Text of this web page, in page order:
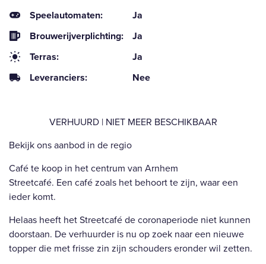
Speelautomaten:
Ja
Brouwerijverplichting:
Ja
Terras:
Ja
Leveranciers:
Nee
VERHUURD | NIET MEER BESCHIKBAAR
Bekijk ons aanbod in de regio
Café te koop in het centrum van Arnhem
Streetcafé. Een café zoals het behoort te zijn, waar een
ieder komt.
Helaas heeft het Streetcafé de coronaperiode niet kunnen
doorstaan. De verhuurder is nu op zoek naar een nieuwe
topper die met frisse zin zijn schouders eronder wil zetten.